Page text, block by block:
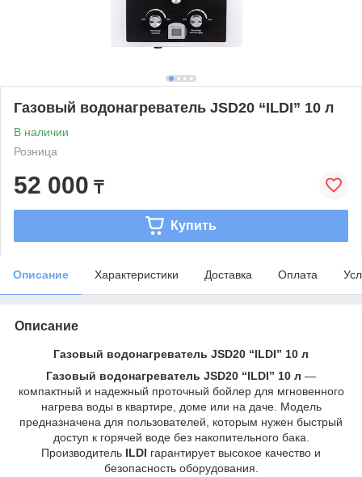
Газовый водонагреватель JSD20 “ILDI” 10 л
В наличии
Розница
52 000 ₸
Купить
Описание Характеристики Доставка Оплата
Описание
Газовый водонагреватель JSD20 “ILDI” 10 л
Газовый водонагреватель JSD20 “ILDI” 10 л —
компактный и надежный проточный бойлер для мгновенного
нагрева воды в квартире, доме или на даче. Модель
предназначена для пользователей, которым нужен быстрый
доступ к горячей воде без накопительного бака.
Производитель ILDI гарантирует высокое качество и
безопасность оборудования.